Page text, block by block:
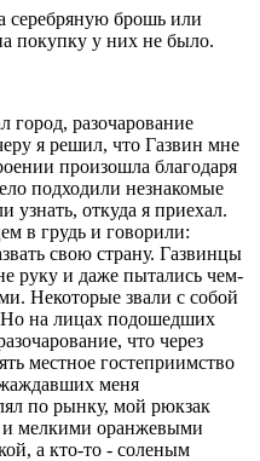
серебряную брошь или
покупку у них не было.
город, разочарование
я решил, что Газвин мне
произошла благодаря
подходили незнакомые
узнать, откуда я приехал.
в грудь и говорили:
свою страну. Газвинцы
руку и даже пытались чем-
Некоторые звали с собой
Но на лицах подошедших
что через
местное гостеприимство
меня
по рынку, мой рюкзак
и мелкими оранжевыми
а кто-то - соленым